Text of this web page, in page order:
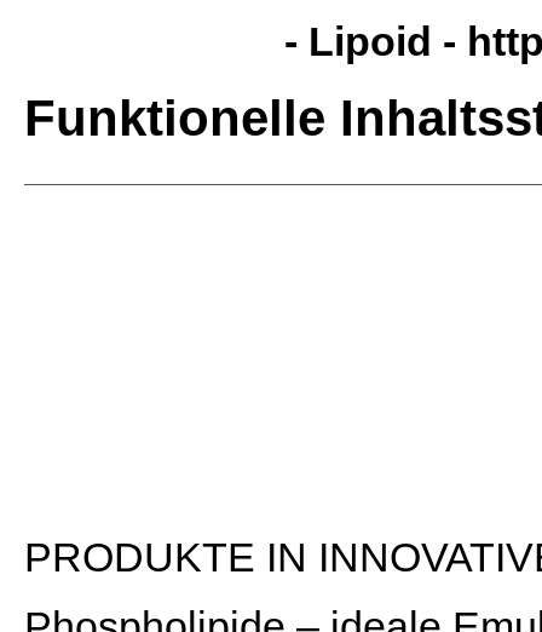
- Lipoid -
Funktionelle
PRODUKTE IN